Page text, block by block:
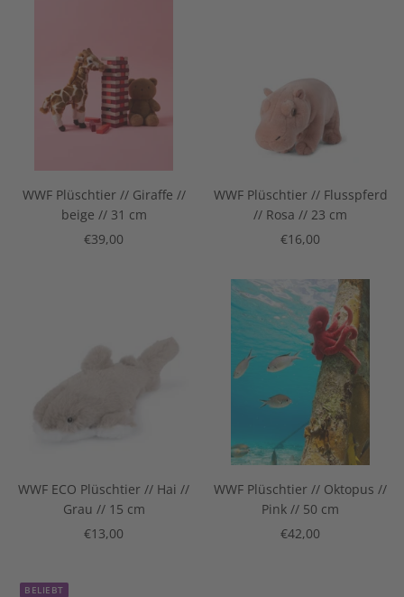
WWF Plüschtier // Giraffe //
beige // 31 cm
Angebotspreis
€39,00
WWF Plüschtier // Flusspferd
// Rosa // 23 cm
Angebotspreis
€16,00
WWF ECO Plüschtier // Hai //
Grau // 15 cm
Angebotspreis
€13,00
WWF Plüschtier // Oktopus //
Pink // 50 cm
Angebotspreis
€42,00
BELIEBT